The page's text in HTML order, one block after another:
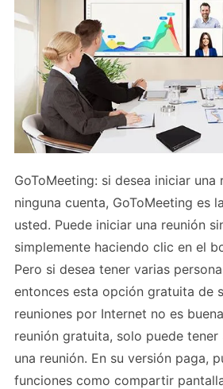
GoToMeeting: si desea iniciar
ninguna cuenta, GoToMeeting es
usted. Puede iniciar una reunión
simplemente haciendo clic en el
Pero si desea tener varias
entonces esta opción gratuita de
reuniones por Internet no es
reunión gratuita, solo puede
una reunión. En su versión paga,
funciones como compartir